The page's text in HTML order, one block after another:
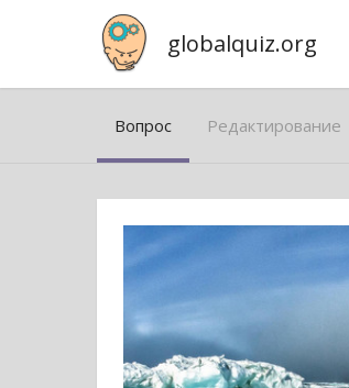
globalquiz.org
Вопрос Редактирование